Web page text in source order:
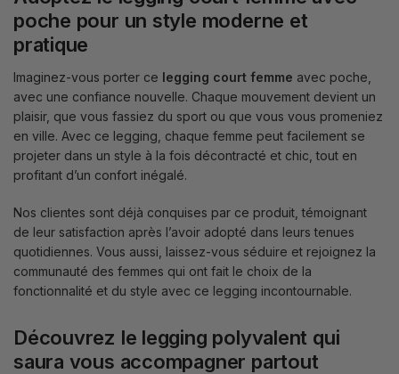
poche pour un style moderne et
pratique
Imaginez-vous porter ce legging court femme avec poche,
avec une confiance nouvelle. Chaque mouvement devient un
plaisir, que vous fassiez du sport ou que vous vous promeniez
en ville. Avec ce legging, chaque femme peut facilement se
projeter dans un style à la fois décontracté et chic, tout en
profitant d’un confort inégalé.
Nos clientes sont déjà conquises par ce produit, témoignant
de leur satisfaction après l’avoir adopté dans leurs tenues
quotidiennes. Vous aussi, laissez-vous séduire et rejoignez la
communauté des femmes qui ont fait le choix de la
fonctionnalité et du style avec ce legging incontournable.
Découvrez le legging polyvalent qui
saura vous accompagner partout